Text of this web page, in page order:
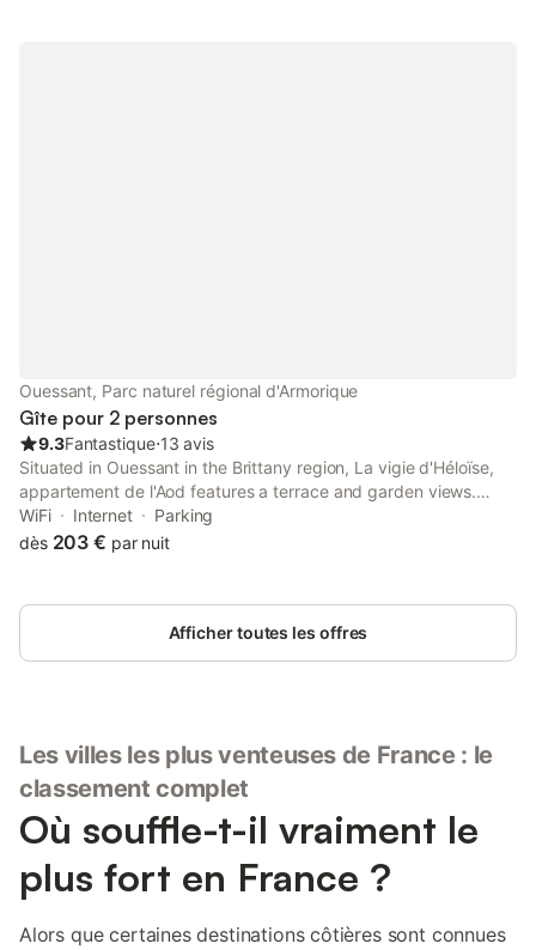
Ouessant, Parc naturel régional d'Armorique
Gîte pour 2 personnes
9.3Fantastique⋅13 avis
Situated in Ouessant in the Brittany region, La vigie d'Héloïse,
appartement de l'Aod features a terrace and garden views.
Featuring free WiFi throughout the property, the non-smoking
apartment has an open-air bath.
WiFi Internet
Parking
dès 203 € par nuit
Afficher toutes les offres
Les villes les plus venteuses de France : le
classement complet
Où souffle-t-il vraiment le
plus fort en France ?
Alors que certaines destinations côtières sont connues